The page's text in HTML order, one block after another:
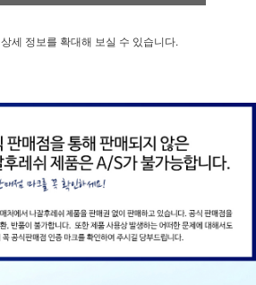
상세 정보를 확대해 보실 수 있습니다.